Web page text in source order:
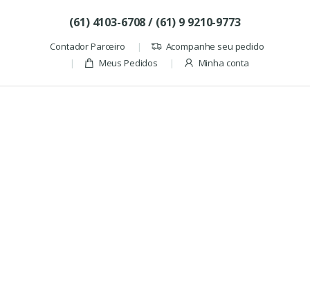
(61) 4103-6708 / (61) 9 9210-9773
Contador Parceiro
Acompanhe seu pedido
Meus Pedidos
Minha conta